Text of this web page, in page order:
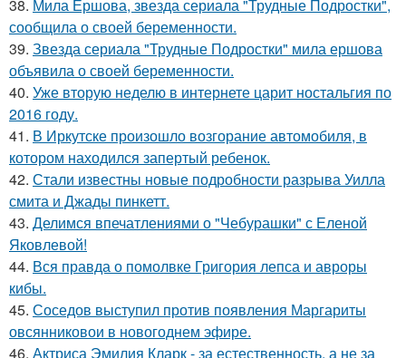
38. Мила Ершова, звезда сериала "Трудные Подростки",
сообщила о своей беременности.
39. Звезда сериала "Трудные Подростки" мила ершова
объявила о своей беременности.
40. Уже вторую неделю в интернете царит ностальгия по
2016 году.
41. В Иркутске произошло возгорание автомобиля, в
котором находился запертый ребенок.
42. Стали известны новые подробности разрыва Уилла
смита и Джады пинкетт.
43. Делимся впечатлениями о "Чебурашки" с Еленой
Яковлевой!
44. Вся правда о помолвке Григория лепса и авроры
кибы.
45. Соседов выступил против появления Маргариты
овсянниковои в новогоднем эфире.
46. Актриса Эмилия Кларк - за естественность, а не за